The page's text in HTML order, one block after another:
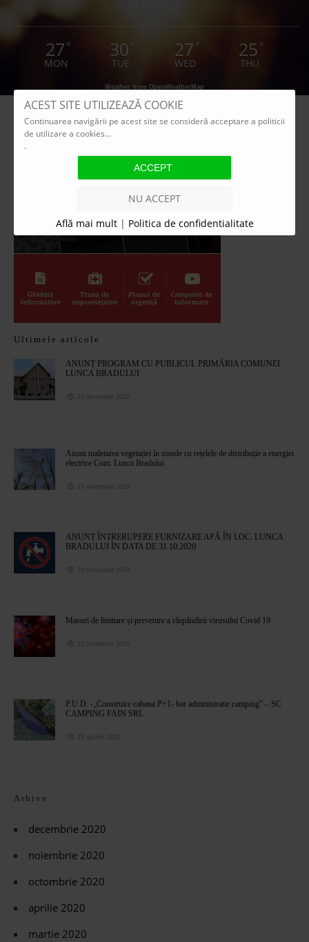
H 21 • L 21
27 °
MON
30 °
TUE
27 °
WED
25 °
THU
Weather from OpenWeatherMap
Ultimele articole
ANUNȚ PROGRAM CU PUBLICUL PRIMĂRIA COMUNEI
LUNCA BRADULUI
Anunt toaletarea vegetației în zonele cu rețelele de distribuție a energiei
electrice Com. Lunca Bradului
ANUNȚ ÎNTRERUPERE FURNIZARE APĂ ÎN LOC. LUNCA
BRADULUI ÎN DATA DE 31.10.2020
Masuri de limitare și prevenire a răspândirii virusului Covid 19
P.U.D. -„Construire cabana P+1- bar administratie camping” – SC
CAMPING FAIN SRL
Arhive
decembrie 2020
noiembrie 2020
octombrie 2020
aprilie 2020
martie 2020
ACEST SITE UTILIZEAZĂ COOKIE
Continuarea navigării pe acest site se consideră acceptare a politicii
de utilizare a cookies...
.
NU ACCEPT
Află mai mult | Politica de confidentialitate